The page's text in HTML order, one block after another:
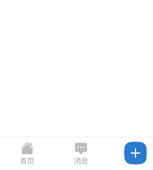
首页 消息